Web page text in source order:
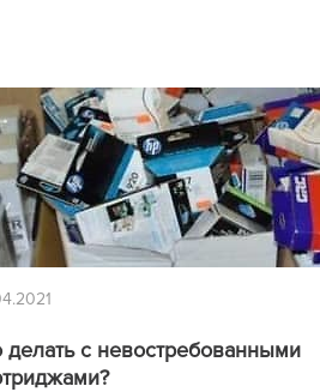
делать с невостребованными